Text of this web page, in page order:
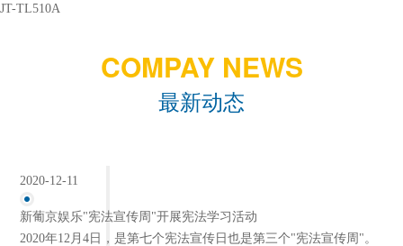
JT-TL510A
COMPAY NEWS
最新动态
2020-12-11
新葡京娱乐"宪法宣传周"开展宪法学习活动
2020年12月4日，是第七个宪法宣传日也是第三个"宪法宣传周"。